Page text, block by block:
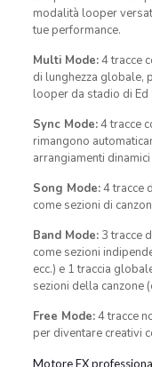
modalità looper
tue performance.
Multi Mode:4 tracce
di lunghezza globale,
looper da stadio di Ed
Sync Mode:4 tracce
rimangono
arrangiamenti
Song Mode:4 tracce
come sezioni di
Band Mode:3 tracce
come sezioni
ecc.) e 1 traccia
sezioni della canzone
Free Mode:4 tracce
per diventare creativi
Motore FX